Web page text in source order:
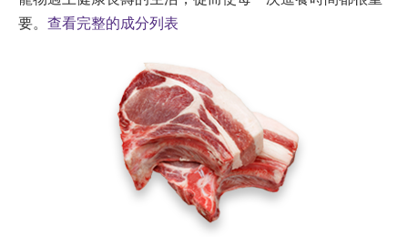
要。 查看完整的成分列表